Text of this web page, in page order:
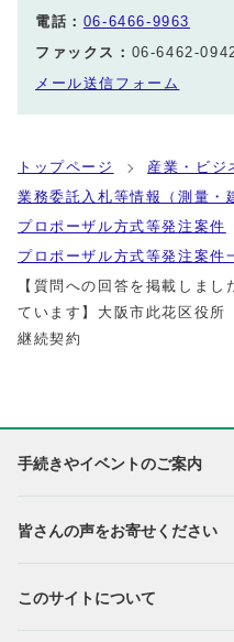
電話： 06-6466-9963
ファックス： 06-6462-
メール送信フォーム
トップページ 産業・ビジ
業務委託入札等情報（測量・
プロポーザル方式等発注案件
プロポーザル方式等発注案件
【質問への回答を掲載しま
ています】大阪市此花区役
継続契約
手続きやイベントのご案内
皆さんの声をお寄せください
このサイトについて